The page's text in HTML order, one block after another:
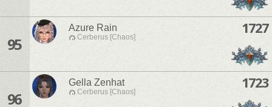
95
Azure Rain
Cerberus [Chaos]
1727
96
Gella Zenhat
Cerberus [Chaos]
1723